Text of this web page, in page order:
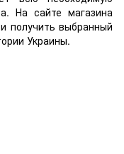
На сайте магазина
получить выбранный
Украины.